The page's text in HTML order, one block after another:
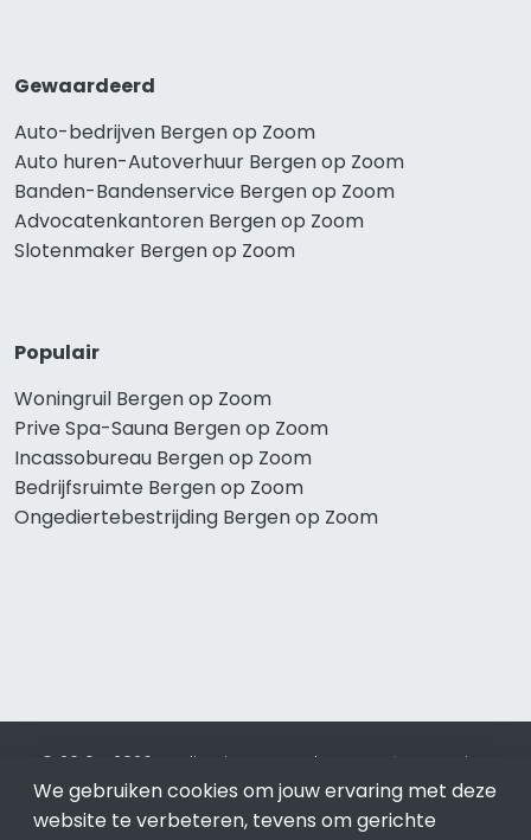
Gewaardeerd
Auto-bedrijven Bergen op Zoom
Auto huren-Autoverhuur Bergen op Zoom
Banden-Bandenservice Bergen op Zoom
Advocatenkantoren Bergen op Zoom
Slotenmaker Bergen op Zoom
Populair
Woningruil Bergen op Zoom
Prive Spa-Sauna Bergen op Zoom
Incassobureau Bergen op Zoom
Bedrijfsruimte Bergen op Zoom
Ongediertebestrijding Bergen op Zoom
© 2019 - 2026 Realisatie en SEO door SEO-bureau
Lion
Internet. Betaal alleen voor bewezen resultaten?SEO
optimalisatie No Cure No Pay.Bergen op Zoomis onderdeel
We gebruiken cookies om jouw ervaring met deze
website te verbeteren, tevens om gerichte